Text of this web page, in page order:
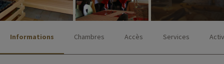
Informations Chambres Accès Services